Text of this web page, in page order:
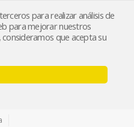
para realizar análisis de
para mejorar nuestros
consideramos que acepta su